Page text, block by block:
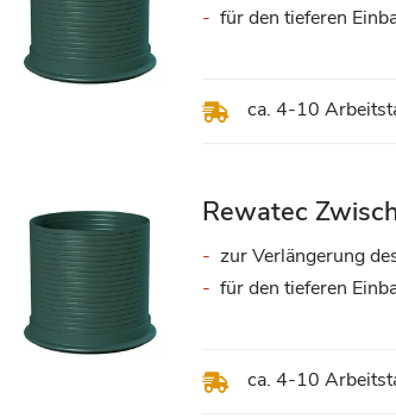
ca. 4-10
für den tieferen
Rewatec
ca. 4-10
zur Verlängerung
für den tieferen